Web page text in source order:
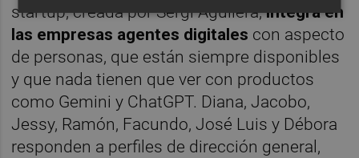
startup, creada por Sergi Aguilera,integra en
las empresas agentes digitales con aspecto
de personas, que están siempre disponibles
y que nada tienen que ver con productos
como Gemini y ChatGPT. Diana, Jacobo,
Jessy, Ramón, Facundo, José Luis y Débora
responden a perfiles de dirección general,